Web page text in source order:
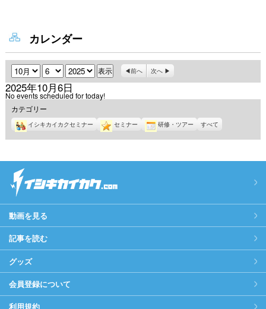
カレンダー
月 日 年 前へ 次へ
2025年10月6日
No events scheduled for today!
カテゴリー
イシキカイカクセミナー セミナー 研修・ツアー すべて
動画を見る
記事を読む
グッズ
会員登録について